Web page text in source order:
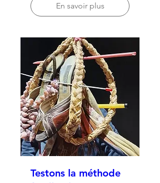
En savoir plus
Testons la méthode